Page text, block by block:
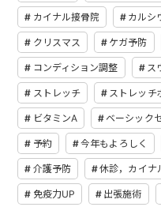
カイナル接骨院 カルシ
クリスマス ケガ予防
コンディション調整 ス
ストレッチ ストレッチ
ビタミンA ベーシック
予約 今年もよろしく
介護予防 休診，カイナ
免疫力UP 出張施術